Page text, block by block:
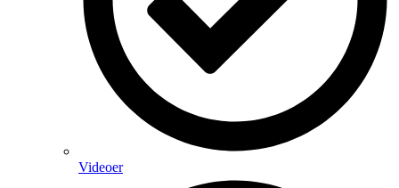
Videoer